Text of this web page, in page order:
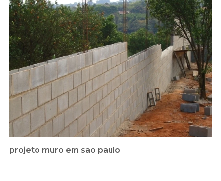
projeto muro em são paulo